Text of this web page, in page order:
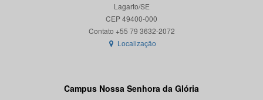
Lagarto/SE
CEP 49400-000
Localização
Campus Nossa Senhora da Glória